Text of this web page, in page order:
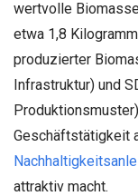
wertvolle
etwa 1,8
produzierter
Infrastruktur) und
Geschäftstätigkeit
attraktiv macht.